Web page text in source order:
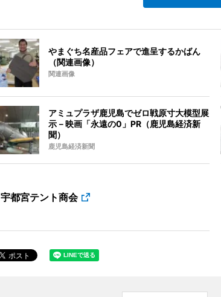
やまぐち名産品フェアで進呈するかばん
（関連画像）
関連画像
アミュプラザ鹿児島でゼロ戦原寸大模型展
示－映画「永遠の0」PR（鹿児島経済新
聞）
鹿児島経済新聞
宇都宮テント商会